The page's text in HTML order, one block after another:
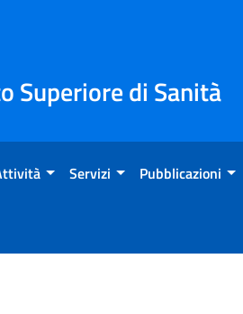
Superiore di Sanità
Servizi Pubblicazioni